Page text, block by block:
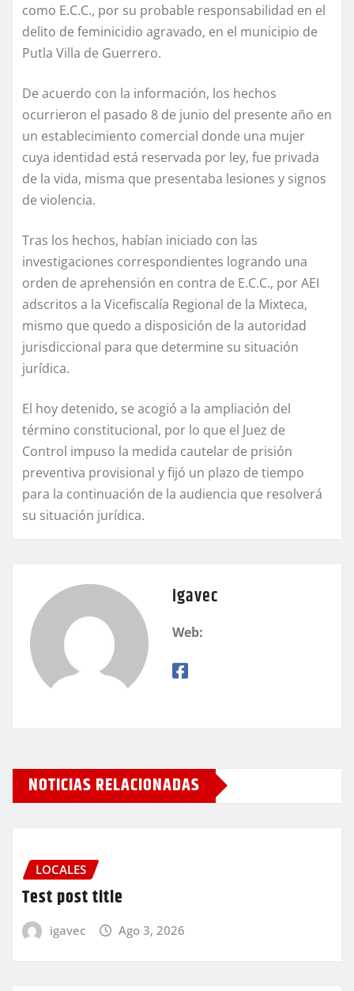
como E.C.C., por su probable responsabilidad en el
delito de feminicidio agravado, en el municipio de
Putla Villa de Guerrero.
De acuerdo con la información, los hechos
ocurrieron el pasado 8 de junio del presente año en
un establecimiento comercial donde una mujer
cuya identidad está reservada por ley, fue privada
de la vida, misma que presentaba lesiones y signos
de violencia.
Tras los hechos, habían iniciado con las
investigaciones correspondientes logrando una
orden de aprehensión en contra de E.C.C., por AEI
adscritos a la Vicefiscalía Regional de la Mixteca,
mismo que quedo a disposición de la autoridad
jurisdiccional para que determine su situación
jurídica.
El hoy detenido, se acogió a la ampliación del
término constitucional, por lo que el Juez de
Control impuso la medida cautelar de prisión
preventiva provisional y fijó un plazo de tiempo
para la continuación de la audiencia que resolverá
su situación jurídica.
igavec
Web:
NOTICIAS RELACIONADAS
LOCALES
Test post title
igavec Ago 3, 2026